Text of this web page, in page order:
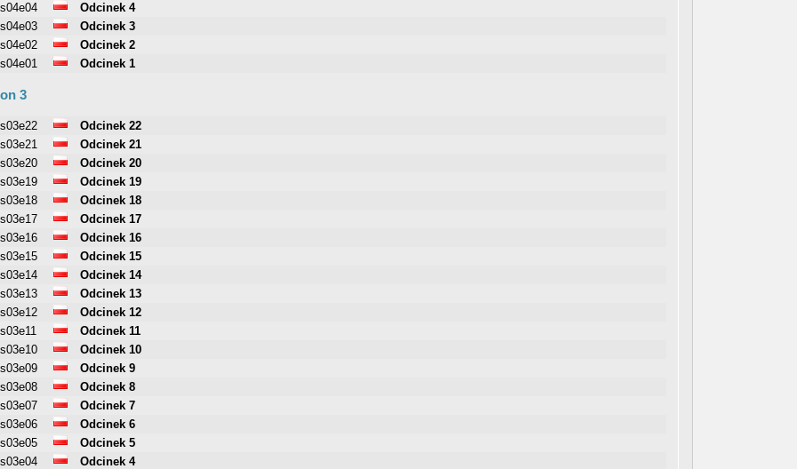
s04e04
Odcinek 4
s04e03
Odcinek 3
s04e02
Odcinek 2
s04e01
Odcinek 1
3
s03e22
Odcinek 22
s03e21
Odcinek 21
s03e20
Odcinek 20
s03e19
Odcinek 19
s03e18
Odcinek 18
s03e17
Odcinek 17
s03e16
Odcinek 16
s03e15
Odcinek 15
s03e14
Odcinek 14
s03e13
Odcinek 13
s03e12
Odcinek 12
s03e11
Odcinek 11
s03e10
Odcinek 10
s03e09
Odcinek 9
s03e08
Odcinek 8
s03e07
Odcinek 7
s03e06
Odcinek 6
s03e05
Odcinek 5
s03e04
Odcinek 4